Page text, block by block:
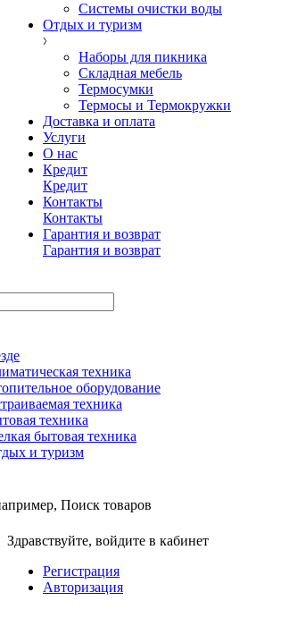
Системы очистки воды
Отдых и туризм
Наборы для пикника
Складная мебель
Термосумки
Термосы и Термокружки
Доставка и оплата
Услуги
О нас
Кредит
Кредит
Контакты
Контакты
Гарантия и возврат
Гарантия и возврат
техника
оборудование
техника
техника
бытовая техника
и туризм
Поиск товаров
Здравствуйте, войдите в кабинет
Регистрация
Авторизация